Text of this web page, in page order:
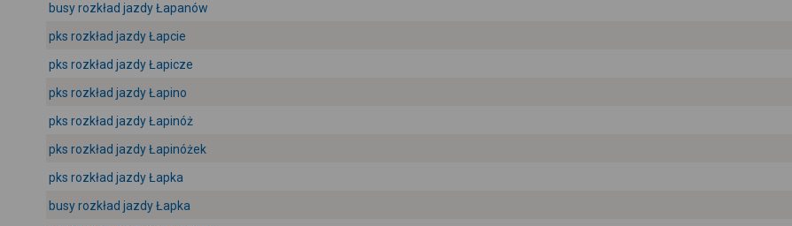
busy rozkład jazdy Łapanów
pks rozkład jazdy Łapcie
pks rozkład jazdy Łapicze
pks rozkład jazdy Łapino
pks rozkład jazdy Łapinóż
pks rozkład jazdy Łapinóżek
pks rozkład jazdy Łapka
busy rozkład jazdy Łapka